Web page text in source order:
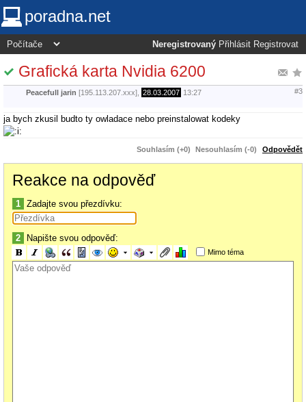
poradna.net
Neregistrovaný Přihlásit Registrovat
Grafická karta Nvidia 6200
Peacefull jarin [195.113.207.xxx], 28.03.2007 13:27 #3
ja bych zkusil budto ty owladace nebo preinstalowat kodeky
Souhlasím (+0) Nesouhlasím (-0) Odpovědět
Reakce na odpověď
1 Zadajte svou přezdívku:
2 Napište svou odpověď:
Mimo téma